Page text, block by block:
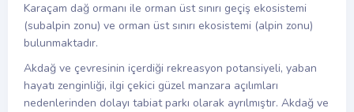
Karaçam dağ ormanı ile orman üst sınırı geçiş ekosistemi
(subalpin zonu) ve orman üst sınırı ekosistemi (alpin zonu)
bulunmaktadır.
Akdağ ve çevresinin içerdiği rekreasyon potansiyeli, yaban
hayatı zenginliği, ilgi çekici güzel manzara açılımları
nedenlerinden dolayı tabiat parkı olarak ayrılmıştır. Akdağ ve